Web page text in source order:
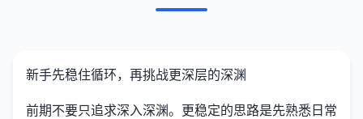
新手先稳住循环，再挑战更深层的深渊
前期不要只追求深入深渊。更稳定的思路是先熟悉日常